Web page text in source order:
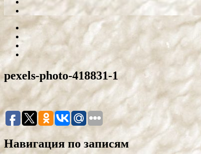
pexels-photo-418831-1
Навигация по записям